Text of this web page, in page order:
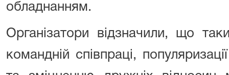
обладнанням.
Організатори відзначили, що
командній співпраці,